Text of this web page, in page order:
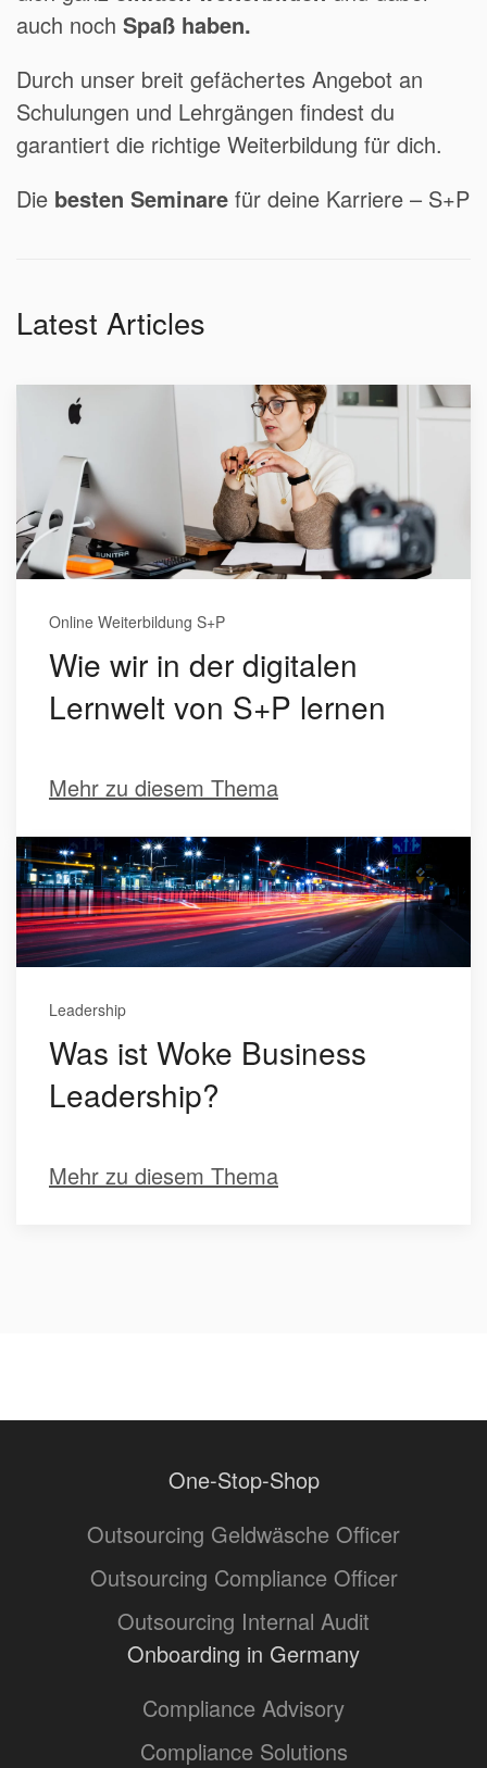
auch noch Spaß haben.
Durch unser breit gefächertes Angebot an
Schulungen und Lehrgängen findest du
garantiert die richtige Weiterbildung für dich.
Die besten Seminare für deine Karriere – S+P
Latest Articles
Online Weiterbildung S+P
Wie wir in der digitalen
Lernwelt von S+P lernen
Mehr zu diesem Thema
Leadership
Was ist Woke Business
Leadership?
Mehr zu diesem Thema
One-Stop-Shop
Outsourcing Geldwäsche Officer
Outsourcing Compliance Officer
Outsourcing Internal Audit
Onboarding in Germany
Compliance Advisory
Compliance Solutions